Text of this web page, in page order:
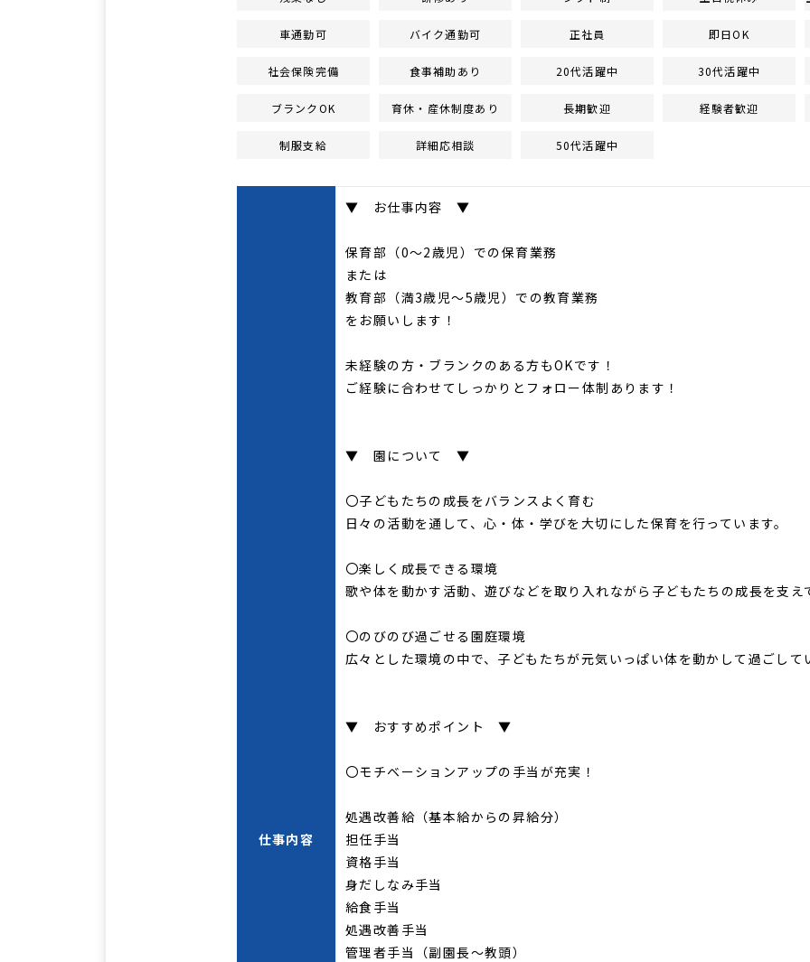
車通勤可 バイク通勤可 正社員 即日OK
社会保険完備 食事補助あり 20代活躍中 30代活躍中
ブランクOK 育休・産休制度あり 長期歓迎 経験者歓迎
制服支給 詳細応相談 50代活躍中
仕事内容
▼ お仕事内容 ▼
保育部（0～2歳児）での保育業務
または
教育部（満3歳児～5歳児）での教育業務
をお願いします！
未経験の方・ブランクのある方もOKです！
ご経験に合わせてしっかりとフォロー体制あります！
▼ 園について ▼
〇子どもたちの成長をバランスよく育む
日々の活動を通して、心・体・学びを大切にした保育を行っています。
〇楽しく成長できる環境
歌や体を動かす活動、遊びなどを取り入れながら子どもたちの成長を支え
〇のびのび過ごせる園庭環境
広々とした環境の中で、子どもたちが元気いっぱい体を動かして過ごして
▼ おすすめポイント ▼
〇モチベーションアップの手当が充実！
処遇改善給（基本給からの昇給分）
担任手当
資格手当
身だしなみ手当
給食手当
処遇改善手当
管理者手当（副園長～教頭）